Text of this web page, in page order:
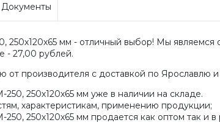
Документы
мм - отличный выбор! Мы
- 27,00 рублей.
от производителя с доставкой по Ярославлю
250х120х65 мм уже в наличии на складе.
характеристикам, применению продукции;
250х120х65 мм продается как оптом так и в